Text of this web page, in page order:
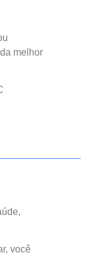
melhor
você